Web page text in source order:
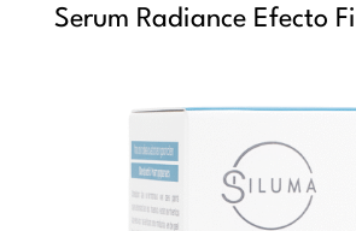
Serum Radiance Efecto